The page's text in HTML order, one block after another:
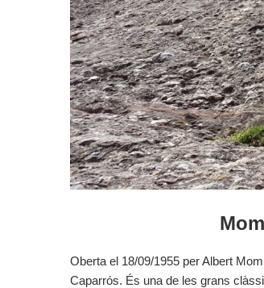
Oberta el 18/09/1955 per Albert
Caparrós. És una de les grans